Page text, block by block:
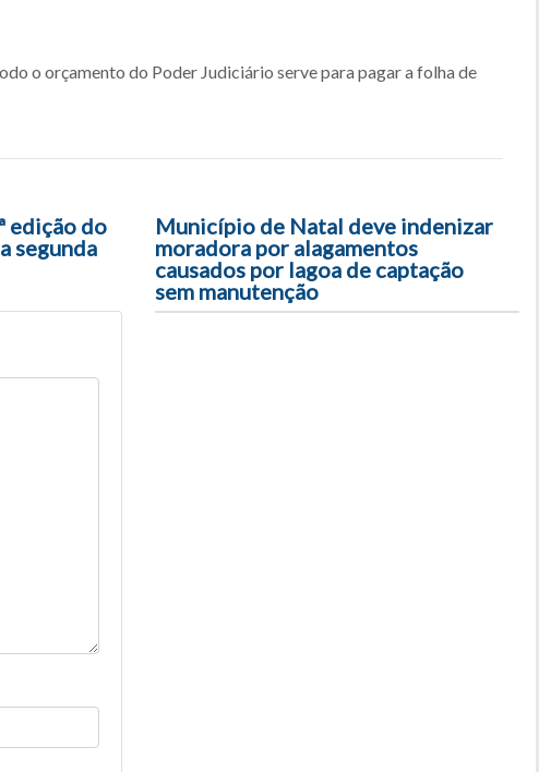
o orçamento do Poder Judiciário serve para pagar a folha de
posts
edição do
segunda
Município de Natal deve indenizar
moradora por alagamentos
causados por lagoa de captação
sem manutenção